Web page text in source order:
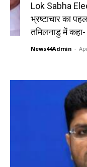
Lok Sabha
भ्रष्टाचार का
तमिलनाडु में
News44Admin -